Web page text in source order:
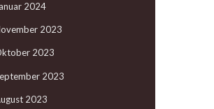
2024
2023
2023
2023
2023